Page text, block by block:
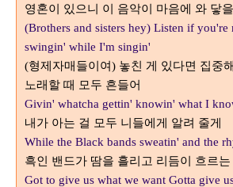
영혼이 있으니 이 음악이 마음에 와 닿
(Brothers and sisters hey) Listen if you're
swingin' while I'm singin'
(형제자매들이여) 놓친 게 있다면 집중
노래할 때 모두 흔들어
Givin' whatcha gettin' knowin' what I
내가 아는 걸 모두 니들에게 알려 줄게
While the Black bands sweatin' and the
흑인 밴드가 땀을 흘리고 리듬이 흐르
Got to give us what we want Gotta give